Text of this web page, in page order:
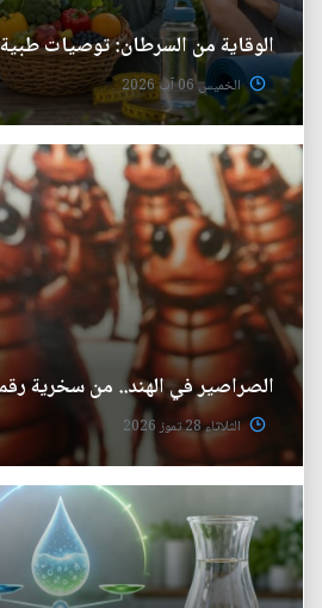
الوقاية من السرطان: توصيات
الخميس 06 آب 2026
الصراصير في الهند.. من سخرية
الثلاثاء 28 تموز 2026